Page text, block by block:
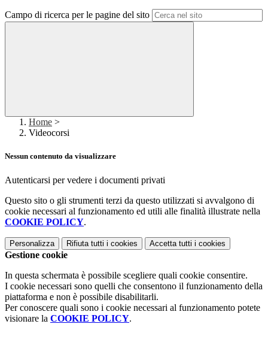
Campo di ricerca per le pagine del sito
Home >
Videocorsi
Nessun contenuto da visualizzare
Autenticarsi per vedere i documenti privati
Questo sito o gli strumenti terzi da questo utilizzati si avvalgono di
cookie necessari al funzionamento ed utili alle finalità illustrate nella
COOKIE POLICY.
Personalizza Rifiuta tutti i cookies Accetta tutti i cookies
Gestione cookie
In questa schermata è possibile scegliere quali cookie consentire.
I cookie necessari sono quelli che consentono il funzionamento della
piattaforma e non è possibile disabilitarli.
Per conoscere quali sono i cookie necessari al funzionamento potete
visionare la COOKIE POLICY.